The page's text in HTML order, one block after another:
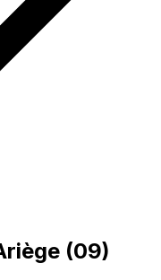
(09)